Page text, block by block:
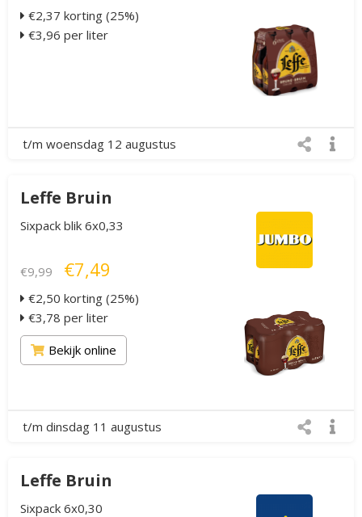
€2,37 korting (25%)
€3,96 per liter
t/m woensdag 12 augustus
Leffe Bruin
Sixpack blik 6x0,33
€9,99 €7,49
€2,50 korting (25%)
€3,78 per liter
Bekijk online
t/m dinsdag 11 augustus
Leffe Bruin
Sixpack 6x0,30